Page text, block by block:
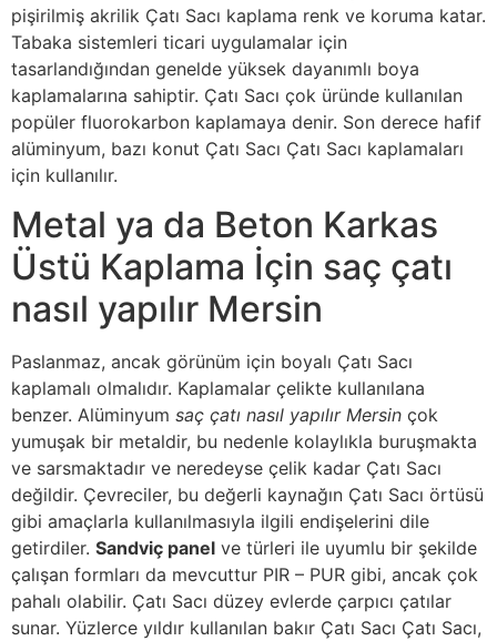
pişirilmiş akrilik Çatı Sacı kaplama renk ve koruma katar.
Tabaka sistemleri ticari uygulamalar için
tasarlandığından genelde yüksek dayanımlı boya
kaplamalarına sahiptir. Çatı Sacı çok üründe kullanılan
popüler fluorokarbon kaplamaya denir. Son derece hafif
alüminyum, bazı konut Çatı Sacı Çatı Sacı kaplamaları
için kullanılır.
Metal ya da Beton Karkas
Üstü Kaplama İçin saç çatı
nasıl yapılır Mersin
Paslanmaz, ancak görünüm için boyalı Çatı Sacı
kaplamalı olmalıdır. Kaplamalar çelikte kullanılana
benzer. Alüminyum saç çatı nasıl yapılır Mersin çok
yumuşak bir metaldir, bu nedenle kolaylıkla buruşmakta
ve sarsmaktadır ve neredeyse çelik kadar Çatı Sacı
değildir. Çevreciler, bu değerli kaynağın Çatı Sacı örtüsü
gibi amaçlarla kullanılmasıyla ilgili endişelerini dile
getirdiler. Sandviç panel ve türleri ile uyumlu bir şekilde
çalışan formları da mevcuttur PIR – PUR gibi, ancak çok
pahalı olabilir. Çatı Sacı düzey evlerde çarpıcı çatılar
sunar. Yüzlerce yıldır kullanılan bakır Çatı Sacı Çatı Sacı,